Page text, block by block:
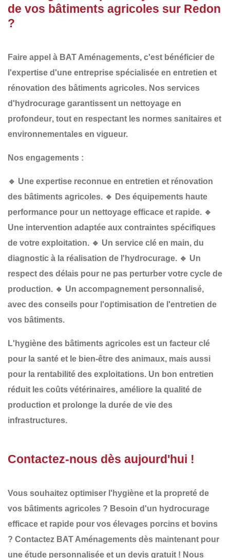
de vos bâtiments agricoles sur Redon
?
Faire appel à BAT Aménagements, c'est bénéficier de
l'expertise d'une entreprise spécialisée en entretien et
rénovation des bâtiments agricoles. Nos services
d'hydrocurage garantissent un nettoyage en
profondeur, tout en respectant les normes sanitaires et
environnementales en vigueur.
Nos engagements :
🔹 Une expertise reconnue en entretien et rénovation
des bâtiments agricoles. 🔹 Des équipements haute
performance pour un nettoyage efficace et rapide. 🔹
Une intervention adaptée aux contraintes spécifiques
de votre exploitation. 🔹 Un service clé en main, du
diagnostic à la réalisation de l'hydrocurage. 🔹 Un
respect des délais pour ne pas perturber votre cycle de
production. 🔹 Un accompagnement personnalisé,
avec des conseils pour l'optimisation de l'entretien de
vos bâtiments.
L' hygiène des bâtiments agricoles est un facteur clé
pour la santé et le bien-être des animaux, mais aussi
pour la rentabilité des exploitations. Un bon entretien
réduit les coûts vétérinaires, améliore la qualité de
production et prolonge la durée de vie des
infrastructures.
Contactez-nous dès aujourd'hui !
Vous souhaitez optimiser l' hygiène et la propreté de
vos bâtiments agricoles ? Besoin d'un hydrocurage
efficace et rapide pour vos élevages porcins et bovins
? Contactez BAT Aménagements dès maintenant pour
une étude personnalisée et un devis gratuit ! Nous